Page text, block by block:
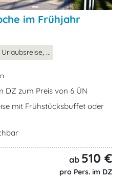
im Frühjahr
...
DZ zum Preis von 6 ÜN
mit Frühstücksbuffet oder
ab 510 €
pro Pers. im DZ